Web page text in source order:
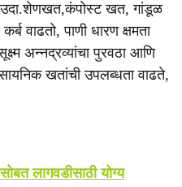
उदा.शेणखत,कंपोस्ट खत, गांडूळ
वाढतो, पाणी धारण क्षमता
अन्नद्रव्यांचा पुरवठा आणि
खतांची उपलब्धता वाढते,
लागवडीसाठी योग्य